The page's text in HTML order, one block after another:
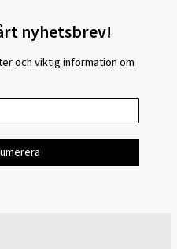
nyhetsbrev!
och viktig information om